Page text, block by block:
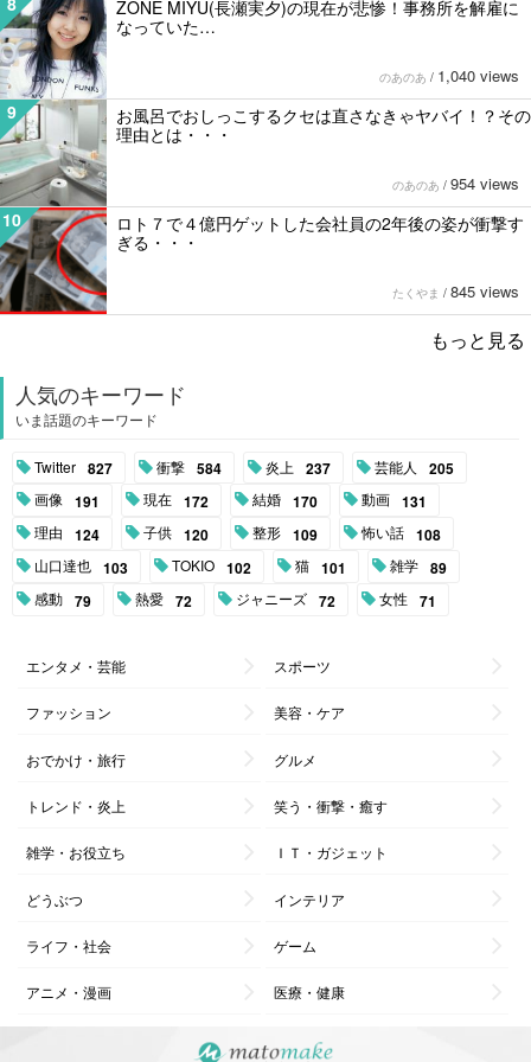
ZONE MIYU(長瀬実夕)の現在が悲惨！事務所を解雇に
なっていた…
のあのあ / 1,040 views
9
お風呂でおしっこするクセは直さなきゃヤバイ！？その
理由とは・・・
のあのあ / 954 views
10
ロト７で４億円ゲットした会社員の2年後の姿が衝撃す
ぎる・・・
たくやま / 845 views
もっと見る
人気のキーワード
いま話題のキーワード
Twitter 827 衝撃 584 炎上 237 芸能人 205
画像 191 現在 172 結婚 170 動画 131
理由 124 子供 120 整形 109 怖い話 108
山口達也 103 TOKIO 102 猫 101 雑学 89
感動 79 熱愛 72 ジャニーズ 72 女性 71
エンタメ・芸能 スポーツ
ファッション 美容・ケア
おでかけ・旅行 グルメ
トレンド・炎上 笑う・衝撃・癒す
雑学・お役立ち ＩＴ・ガジェット
どうぶつ インテリア
ライフ・社会 ゲーム
アニメ・漫画 医療・健康